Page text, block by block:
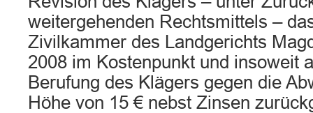
weitergehenden Rechtsmittels –
Zivilkammer des Landgerichts
2008 im Kostenpunkt und insoweit
Berufung des Klägers gegen die
Höhe von 15 € nebst Zinsen